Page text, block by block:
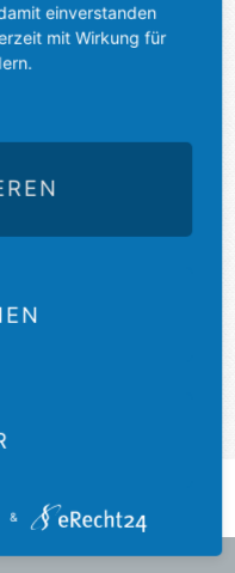
einverstanden
mit Wirkung für
&